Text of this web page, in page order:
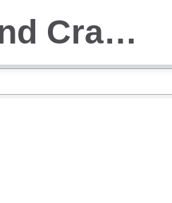
Salty Tails Charters by Cajun and Cracker Outdoors